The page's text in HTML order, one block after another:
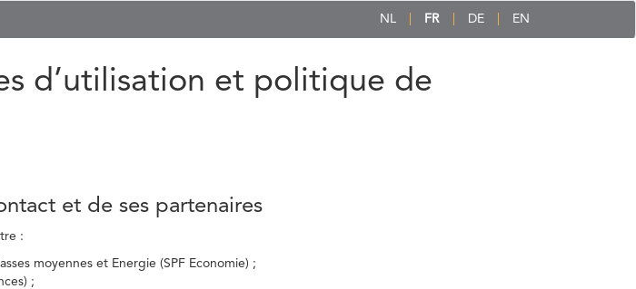
NL FR DE EN
d’utilisation et politique de
et de ses partenaires
:
moyennes et Energie (SPF Economie) ;
;